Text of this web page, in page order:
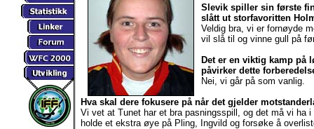
Slevik spiller sin første
slått ut storfavoritten
Veldig bra, vi er fornøyde
vil slå til og vinne gull på
Det er en viktig kamp på
påvirker dette
Nei, vi går på som vanlig.
Hva skal dere fokusere på når det gjelder
Vi vet at Tunet har et bra pasningsspill, og det må vi ha
holde et ekstra øye på Pling, Ingvild og forsøke å